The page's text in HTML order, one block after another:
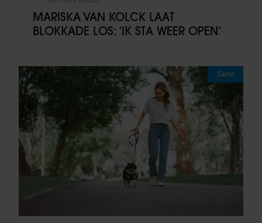
MARISKA VAN KOLCK LAAT
BLOKKADE LOS: ‘IK STA WEER OPEN’
Sante